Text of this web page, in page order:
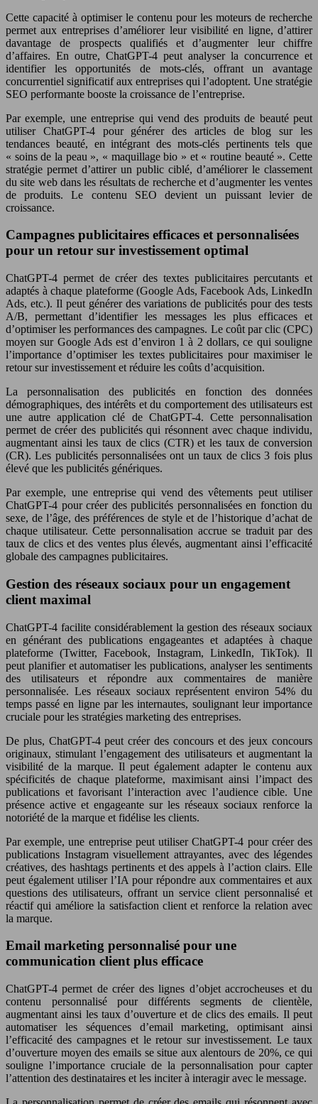
Cette capacité à optimiser le contenu pour les moteurs de recherche
permet aux entreprises d’améliorer leur visibilité en ligne, d’attirer
davantage de prospects qualifiés et d’augmenter leur chiffre
d’affaires. En outre, ChatGPT-4 peut analyser la concurrence et
identifier les opportunités de mots-clés, offrant un avantage
concurrentiel significatif aux entreprises qui l’adoptent. Une stratégie
SEO performante booste la croissance de l’entreprise.
Par exemple, une entreprise qui vend des produits de beauté peut
utiliser ChatGPT-4 pour générer des articles de blog sur les
tendances beauté, en intégrant des mots-clés pertinents tels que
« soins de la peau », « maquillage bio » et « routine beauté ». Cette
stratégie permet d’attirer un public ciblé, d’améliorer le classement
du site web dans les résultats de recherche et d’augmenter les ventes
de produits. Le contenu SEO devient un puissant levier de
croissance.
Campagnes publicitaires efficaces et personnalisées
pour un retour sur investissement optimal
ChatGPT-4 permet de créer des textes publicitaires percutants et
adaptés à chaque plateforme (Google Ads, Facebook Ads, LinkedIn
Ads, etc.). Il peut générer des variations de publicités pour des tests
A/B, permettant d’identifier les messages les plus efficaces et
d’optimiser les performances des campagnes. Le coût par clic (CPC)
moyen sur Google Ads est d’environ 1 à 2 dollars, ce qui souligne
l’importance d’optimiser les textes publicitaires pour maximiser le
retour sur investissement et réduire les coûts d’acquisition.
La personnalisation des publicités en fonction des données
démographiques, des intérêts et du comportement des utilisateurs est
une autre application clé de ChatGPT-4. Cette personnalisation
permet de créer des publicités qui résonnent avec chaque individu,
augmentant ainsi les taux de clics (CTR) et les taux de conversion
(CR). Les publicités personnalisées ont un taux de clics 3 fois plus
élevé que les publicités génériques.
Par exemple, une entreprise qui vend des vêtements peut utiliser
ChatGPT-4 pour créer des publicités personnalisées en fonction du
sexe, de l’âge, des préférences de style et de l’historique d’achat de
chaque utilisateur. Cette personnalisation accrue se traduit par des
taux de clics et des ventes plus élevés, augmentant ainsi l’efficacité
globale des campagnes publicitaires.
Gestion des réseaux sociaux pour un engagement
client maximal
ChatGPT-4 facilite considérablement la gestion des réseaux sociaux
en générant des publications engageantes et adaptées à chaque
plateforme (Twitter, Facebook, Instagram, LinkedIn, TikTok). Il
peut planifier et automatiser les publications, analyser les sentiments
des utilisateurs et répondre aux commentaires de manière
personnalisée. Les réseaux sociaux représentent environ 54% du
temps passé en ligne par les internautes, soulignant leur importance
cruciale pour les stratégies marketing des entreprises.
De plus, ChatGPT-4 peut créer des concours et des jeux concours
originaux, stimulant l’engagement des utilisateurs et augmentant la
visibilité de la marque. Il peut également adapter le contenu aux
spécificités de chaque plateforme, maximisant ainsi l’impact des
publications et favorisant l’interaction avec l’audience cible. Une
présence active et engageante sur les réseaux sociaux renforce la
notoriété de la marque et fidélise les clients.
Par exemple, une entreprise peut utiliser ChatGPT-4 pour créer des
publications Instagram visuellement attrayantes, avec des légendes
créatives, des hashtags pertinents et des appels à l’action clairs. Elle
peut également utiliser l’IA pour répondre aux commentaires et aux
questions des utilisateurs, offrant un service client personnalisé et
réactif qui améliore la satisfaction client et renforce la relation avec
la marque.
Email marketing personnalisé pour une
communication client plus efficace
ChatGPT-4 permet de créer des lignes d’objet accrocheuses et du
contenu personnalisé pour différents segments de clientèle,
augmentant ainsi les taux d’ouverture et de clics des emails. Il peut
automatiser les séquences d’email marketing, optimisant ainsi
l’efficacité des campagnes et le retour sur investissement. Le taux
d’ouverture moyen des emails se situe aux alentours de 20%, ce qui
souligne l’importance cruciale de la personnalisation pour capter
l’attention des destinataires et les inciter à interagir avec le message.